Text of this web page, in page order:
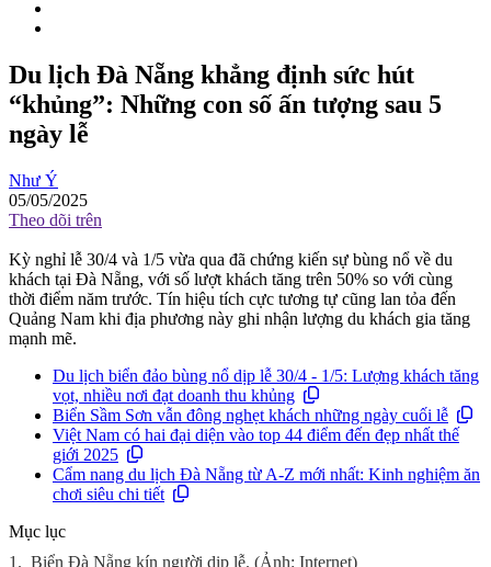
Du lịch Đà Nẵng khẳng định sức hút
“khủng”: Những con số ấn tượng sau 5
ngày lễ
Như Ý
05/05/2025
Theo dõi trên
Kỳ nghỉ lễ 30/4 và 1/5 vừa qua đã chứng kiến sự bùng nổ về du
khách tại Đà Nẵng, với số lượt khách tăng trên 50% so với cùng
thời điểm năm trước. Tín hiệu tích cực tương tự cũng lan tỏa đến
Quảng Nam khi địa phương này ghi nhận lượng du khách gia tăng
mạnh mẽ.
Du lịch biển đảo bùng nổ dịp lễ 30/4 - 1/5: Lượng khách tăng
vọt, nhiều nơi đạt doanh thu khủng
Biển Sầm Sơn vẫn đông nghẹt khách những ngày cuối lễ
Việt Nam có hai đại diện vào top 44 điểm đến đẹp nhất thế
giới 2025
Cẩm nang du lịch Đà Nẵng từ A-Z mới nhất: Kinh nghiệm ăn
chơi siêu chi tiết
Mục lục
1. Biển Đà Nẵng kín người dịp lễ. (Ảnh: Internet)